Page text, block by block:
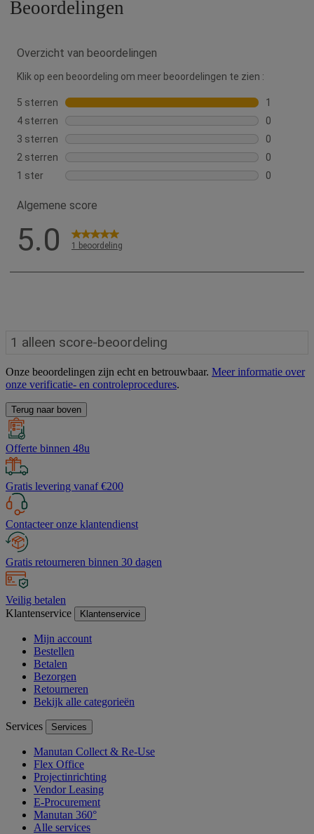
Onze beoordelingen zijn echt en betrouwbaar. Meer informatie over
onze verificatie- en controleprocedures.
Terug naar boven
Offerte binnen 48u
Gratis levering vanaf €200
Contacteer onze klantendienst
Gratis retourneren binnen 30 dagen
Veilig betalen
Klantenservice
Klantenservice
Mijn account
Bestellen
Betalen
Bezorgen
Retourneren
Bekijk alle categorieën
Services Services
Manutan Collect & Re-Use
Flex Office
Projectinrichting
Vendor Leasing
E-Procurement
Manutan 360°
Alle services